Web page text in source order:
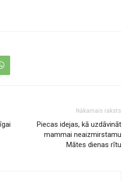
Nākamais raksts
Piecas idejas, kā uzdāvināt
mammai neaizmirstamu
Mātes dienas rītu